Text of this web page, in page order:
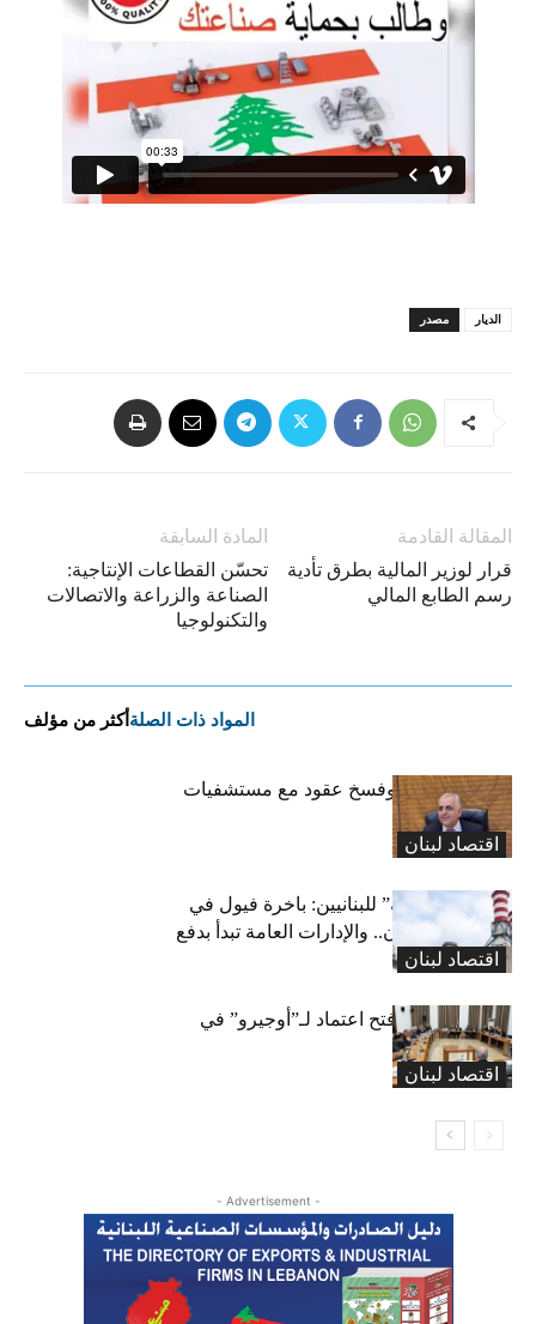
مصدر الديار
المادة السابقة
تحسّن القطاعات الإنتاجية:
الصناعة والزراعة والاتصالات
والتكنولوجيا
المقالة القادمة
قرار لوزير المالية بطرق تأدية
رسم الطابع المالي
المواد ذات الصلة أكثر من مؤلف
اقتصاد لبنان
كركي: إنذارات وفسخ عقود مع مستشفيات
مخالفة
اقتصاد لبنان
بشرى “كهربائية” للبنانيين: باخرة فيول في
طريقها إلى لبنان.. والإدارات العامة تبدأ بدفع
متوجباتها
اقتصاد لبنان
لجنة المال تقرّ فتح اعتماد لـ”أوجيرو” في
موازنة 2026
- Advertisement -